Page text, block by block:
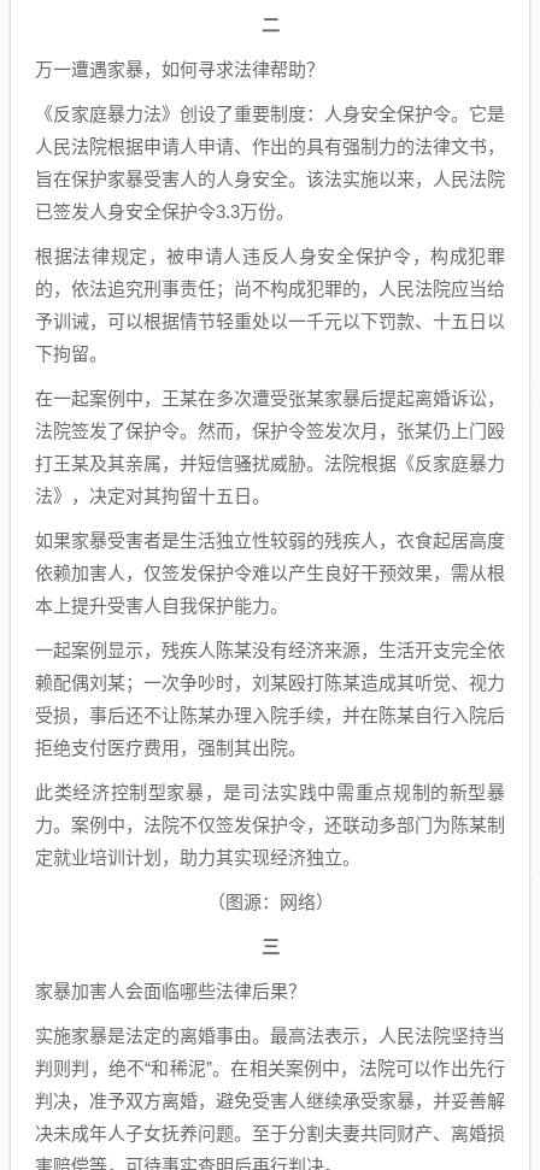
二
万一遭遇家暴，如何寻求法律帮助？
《反家庭暴力法》创设了重要制度：人身安全保护令。它是
人民法院根据申请人申请、作出的具有强制力的法律文书，
旨在保护家暴受害人的人身安全。该法实施以来，人民法院
已签发人身安全保护令3.3万份。
根据法律规定，被申请人违反人身安全保护令，构成犯罪
的，依法追究刑事责任；尚不构成犯罪的，人民法院应当给
予训诫，可以根据情节轻重处以一千元以下罚款、十五日以
下拘留。
在一起案例中，王某在多次遭受张某家暴后提起离婚诉讼，
法院签发了保护令。然而，保护令签发次月，张某仍上门殴
打王某及其亲属，并短信骚扰威胁。法院根据《反家庭暴力
法》，决定对其拘留十五日。
如果家暴受害者是生活独立性较弱的残疾人，衣食起居高度
依赖加害人，仅签发保护令难以产生良好干预效果，需从根
本上提升受害人自我保护能力。
一起案例显示，残疾人陈某没有经济来源，生活开支完全依
赖配偶刘某；一次争吵时，刘某殴打陈某造成其听觉、视力
受损，事后还不让陈某办理入院手续，并在陈某自行入院后
拒绝支付医疗费用，强制其出院。
此类经济控制型家暴，是司法实践中需重点规制的新型暴
力。案例中，法院不仅签发保护令，还联动多部门为陈某制
定就业培训计划，助力其实现经济独立。
（图源：网络）
三
家暴加害人会面临哪些法律后果？
实施家暴是法定的离婚事由。最高法表示，人民法院坚持当
判则判，绝不“和稀泥”。在相关案例中，法院可以作出先行
判决，准予双方离婚，避免受害人继续承受家暴，并妥善解
决未成年人子女抚养问题。至于分割夫妻共同财产、离婚损
害赔偿等，可待事实查明后再行判决。